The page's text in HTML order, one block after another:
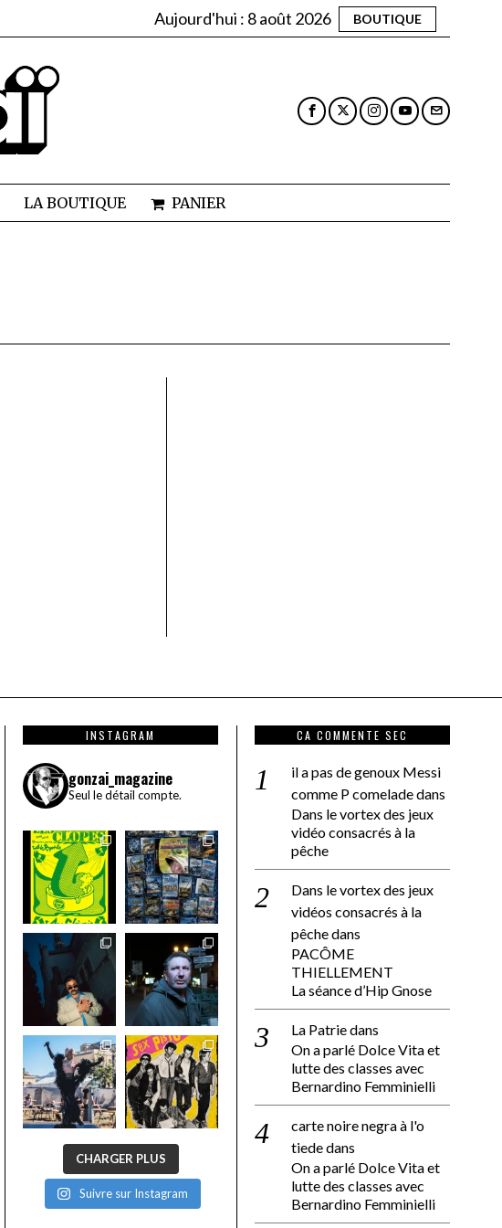
Aujourd'hui : 8 août 2026 BOUTIQUE
LA BOUTIQUE PANIER
INSTAGRAM
gonzai_magazine
Seul le détail compte.
CHARGER PLUS
Suivre sur Instagram
CA COMMENTE SEC
il a pas de genoux Messi
comme P comeladedans
Dans le vortex des jeux
vidéo consacrés à la
pêche
Dans le vortex des jeux
vidéos consacrés à la
pêchedans
PACÔME
THIELLEMENT
La séance d’Hip Gnose
La Patriedans
On a parlé Dolce Vita et
lutte des classes avec
Bernardino Femminielli
carte noire negra à l'o
tiededans
On a parlé Dolce Vita et
lutte des classes avec
Bernardino Femminielli